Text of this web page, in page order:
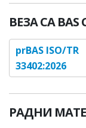
ВЕЗА СА
prBAS ISO/TR
33402:2026
РАДНИ